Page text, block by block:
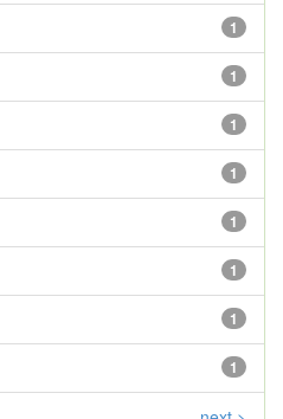
1
1
1
1
1
1
1
1